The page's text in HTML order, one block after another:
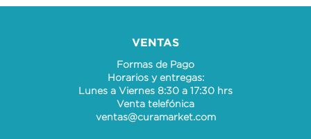
VENTAS
Formas de Pago
Horarios y entregas:
Lunes a Viernes 8:30 a 17:30 hrs
Venta telefónica
ventas@curamarket.com